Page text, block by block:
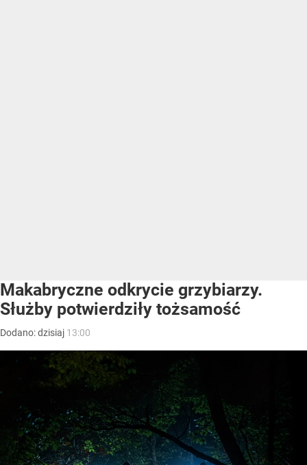
Makabryczne odkrycie grzybiarzy.
Służby potwierdziły tożsamość
Dodano:dzisiaj 13:00